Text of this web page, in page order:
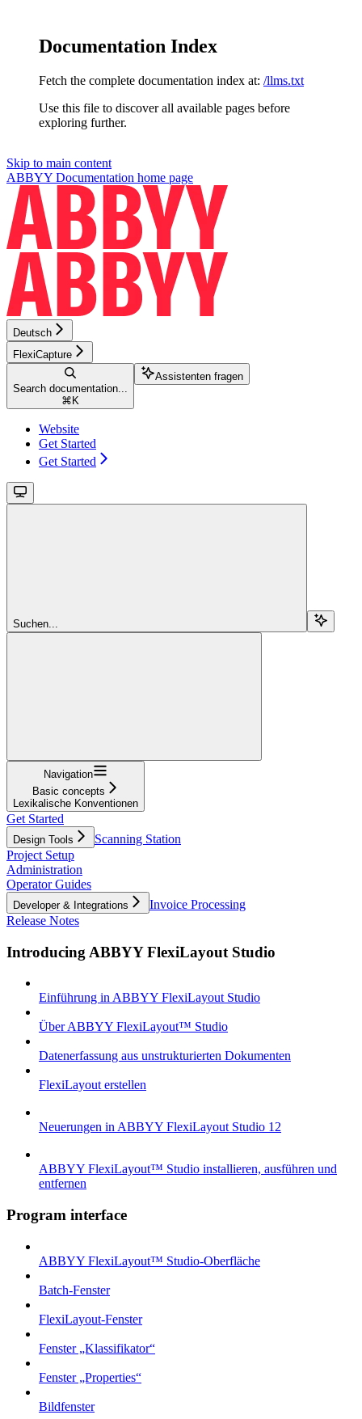
Documentation Index
Fetch the complete documentation index at: /llms.txt
Use this file to discover all available pages before
exploring further.
Skip to main content
ABBYY Documentation home page
Deutsch
FlexiCapture
Search documentation...
⌘ K
Assistenten fragen
Website
Get Started
Get Started
Suchen...
Navigation
Basic concepts
Lexikalische Konventionen
Get Started
Design Tools
Scanning Station
Project Setup
Administration
Operator Guides
Developer & Integrations
Invoice Processing
Release Notes
Introducing ABBYY FlexiLayout Studio
Einführung in ABBYY FlexiLayout Studio
Über ABBYY FlexiLayout™ Studio
Datenerfassung aus unstrukturierten Dokumenten
FlexiLayout erstellen
Neuerungen in ABBYY FlexiLayout Studio 12
ABBYY FlexiLayout™ Studio installieren, ausführen und
entfernen
Program interface
ABBYY FlexiLayout™ Studio-Oberfläche
Batch-Fenster
FlexiLayout-Fenster
Fenster „Klassifikator“
Fenster „Properties“
Bildfenster